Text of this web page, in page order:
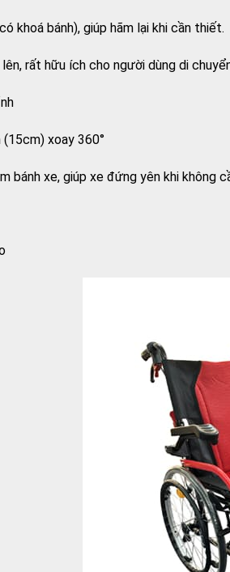
khoá bánh), giúp hãm lại khi cần thiết.
rất hữu ích cho người dùng di
xoay 360°
bánh xe, giúp xe đứng yên khi không